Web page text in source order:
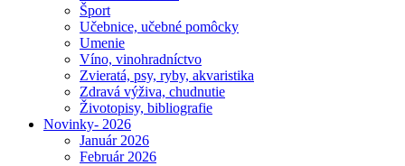
Šport
Učebnice, učebné pomôcky
Umenie
Víno, vinohradníctvo
Zvieratá, psy, ryby, akvaristika
Zdravá výživa, chudnutie
Životopisy, bibliografie
Novinky- 2026
Január 2026
Február 2026